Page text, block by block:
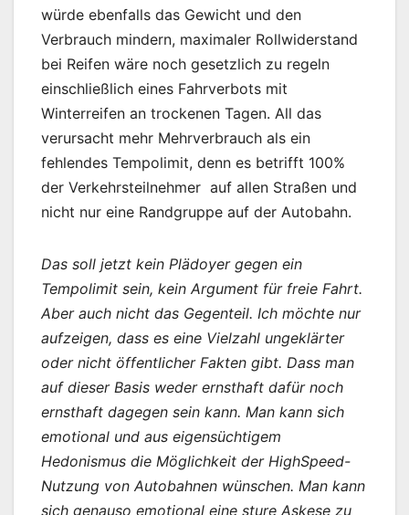
würde ebenfalls das Gewicht und den
Verbrauch mindern, maximaler Rollwiderstand
bei Reifen wäre noch gesetzlich zu regeln
einschließlich eines Fahrverbots mit
Winterreifen an trockenen Tagen. All das
verursacht mehr Mehrverbrauch als ein
fehlendes Tempolimit, denn es betrifft 100%
der Verkehrsteilnehmer auf allen Straßen und
nicht nur eine Randgruppe auf der Autobahn.
Das soll jetzt kein Plädoyer gegen ein
Tempolimit sein, kein Argument für freie Fahrt.
Aber auch nicht das Gegenteil. Ich möchte nur
aufzeigen, dass es eine Vielzahl ungeklärter
oder nicht öffentlicher Fakten gibt. Dass man
auf dieser Basis weder ernsthaft dafür noch
ernsthaft dagegen sein kann. Man kann sich
emotional und aus eigensüchtigem
Hedonismus die Möglichkeit der HighSpeed-
Nutzung von Autobahnen wünschen. Man kann
sich genauso emotional eine sture Askese zu